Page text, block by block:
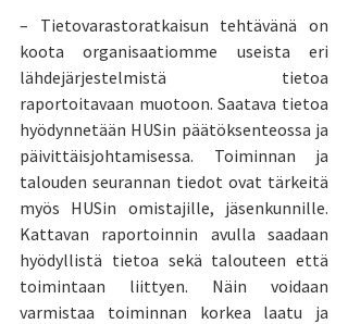
– Tietovarastoratkaisun tehtävänä on
koota organisaatiomme useista eri
lähdejärjestelmistä tietoa
raportoitavaan muotoon. Saatava tietoa
hyödynnetään HUSin päätöksenteossa ja
päivittäisjohtamisessa. Toiminnan ja
talouden seurannan tiedot ovat tärkeitä
myös HUSin omistajille, jäsenkunnille.
Kattavan raportoinnin avulla saadaan
hyödyllistä tietoa sekä talouteen että
toimintaan liittyen. Näin voidaan
varmistaa toiminnan korkea laatu ja